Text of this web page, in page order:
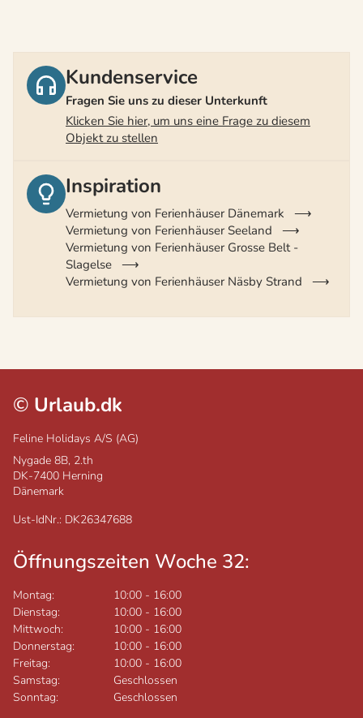
Kundenservice
Fragen Sie uns zu dieser Unterkunft
Klicken Sie hier, um uns eine Frage zu diesem
Objekt zu stellen
Inspiration
Vermietung von Ferienhäuser Dänemark
Vermietung von Ferienhäuser Seeland
Vermietung von Ferienhäuser Grosse Belt -
Slagelse
Vermietung von Ferienhäuser Näsby Strand
© Urlaub.dk
Feline Holidays A/S (AG)
Nygade 8B, 2.th
DK-7400 Herning
Dänemark
Ust-IdNr.: DK26347688
Öffnungszeiten Woche 32:
Montag: 10:00 - 16:00
Dienstag:
10:00 - 16:00
Mittwoch:
10:00 - 16:00
Donnerstag:
10:00 - 16:00
Freitag:
10:00 - 16:00
Samstag:
Geschlossen
Sonntag:
Geschlossen